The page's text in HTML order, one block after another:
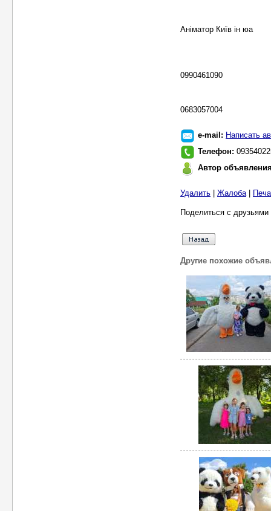
Аніматор Київ ін юа
0990461090
0683057004
e-mail: Написать
Телефон:
Автор
Удалить Жалоба|
Поделиться с
Другие похожие